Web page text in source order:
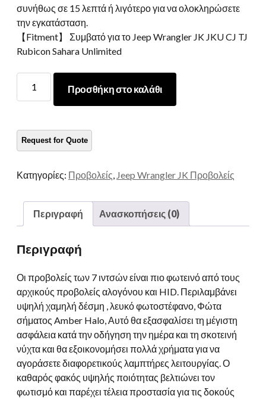
συνήθως σε 15 λεπτά ή λιγότερο για να ολοκληρώσετε
την εγκατάσταση.
【Fitment】 Συμβατό για το Jeep Wrangler JK JKU CJ TJ
Rubicon Sahara Unlimited
7inch
προβολείς
για
Jeep
TJ
Sahara
Unlimited
με
Halo
White
Yellow
ποσότητα
Προσθήκη στο καλάθι
Κατηγορίες: Προβολείς Jeep Wrangler JK Προβολείς
Περιγραφή Ανασκοπήσεις (0)
Περιγραφή
Οι προβολείς των 7 ιντσών είναι πιο φωτεινό από τους
αρχικούς προβολείς αλογόνου και HID. Περιλαμβάνει
υψηλή χαμηλή δέσμη , λευκό φωτοστέφανο, Φώτα
σήματος Amber Halo, Αυτό θα εξασφαλίσει τη μέγιστη
ασφάλεια κατά την οδήγηση την ημέρα και τη σκοτεινή
νύχτα και θα εξοικονομήσει πολλά χρήματα για να
αγοράσετε διαφορετικούς λαμπτήρες λειτουργίας. Ο
καθαρός φακός υψηλής ποιότητας βελτιώνει τον
φωτισμό και παρέχει τέλεια προστασία για τις δοκούς